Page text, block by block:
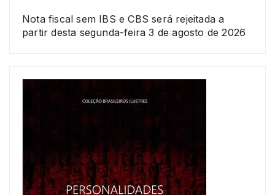
Nota fiscal sem IBS e CBS será rejeitada a
partir desta segunda-feira 3 de agosto de 2026